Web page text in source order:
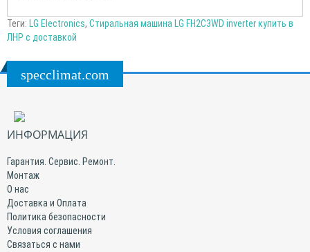
Теги: LG Electronics, Стиральная машина LG FH2C3WD inverter купить в
ЛНР с доставкой
specclimat.com
ИНФОРМАЦИЯ
Гарантия. Сервис. Ремонт.
Монтаж
О нас
Доставка и Оплата
Политика безопасности
Условия соглашения
Связаться с нами